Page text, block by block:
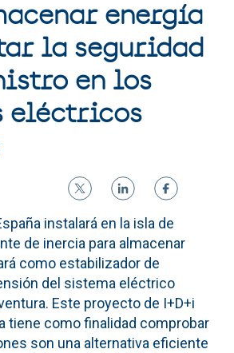
energía
la seguridad
en los
eléctricos
instalará en la isla de
de inercia para almacenar
como estabilizador de
del sistema eléctrico
Este proyecto de I+D+i
tiene como finalidad comprobar
son una alternativa eficiente